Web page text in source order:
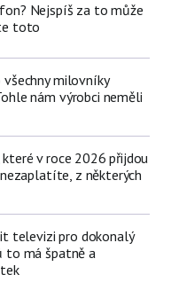
Nejspíš za to může
toto
milovníky
nám výrobci neměli
v roce 2026 přijdou
z některých
televizi pro dokonalý
to má špatně a